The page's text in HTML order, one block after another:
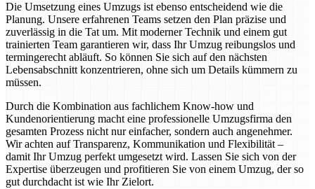
Die Umsetzung eines Umzugs ist ebenso entscheidend wie die
Planung. Unsere erfahrenen Teams setzen den Plan präzise und
zuverlässig in die Tat um. Mit moderner Technik und einem gut
trainierten Team garantieren wir, dass Ihr Umzug reibungslos und
termingerecht abläuft. So können Sie sich auf den nächsten
Lebensabschnitt konzentrieren, ohne sich um Details kümmern zu
müssen.
Durch die Kombination aus fachlichem Know-how und
Kundenorientierung macht eine professionelle Umzugsfirma den
gesamten Prozess nicht nur einfacher, sondern auch angenehmer.
Wir achten auf Transparenz, Kommunikation und Flexibilität –
damit Ihr Umzug perfekt umgesetzt wird. Lassen Sie sich von der
Expertise überzeugen und profitieren Sie von einem Umzug, der so
gut durchdacht ist wie Ihr Zielort.